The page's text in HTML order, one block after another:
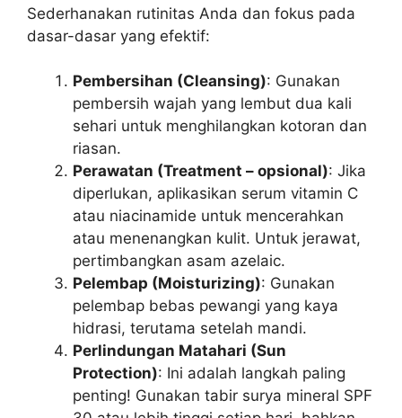
Sederhanakan rutinitas Anda dan fokus pada
dasar-dasar yang efektif:
Pembersihan (Cleansing): Gunakan
pembersih wajah yang lembut dua kali
sehari untuk menghilangkan kotoran dan
riasan.
Perawatan (Treatment – opsional): Jika
diperlukan, aplikasikan serum vitamin C
atau niacinamide untuk mencerahkan
atau menenangkan kulit. Untuk jerawat,
pertimbangkan asam azelaic.
Pelembap (Moisturizing): Gunakan
pelembap bebas pewangi yang kaya
hidrasi, terutama setelah mandi.
Perlindungan Matahari (Sun
Protection): Ini adalah langkah paling
penting! Gunakan tabir surya mineral SPF